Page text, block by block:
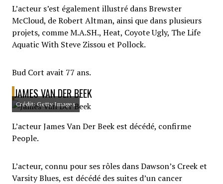
L’acteur s’est également illustré dans Brewster
McCloud, de Robert Altman, ainsi que dans plusieurs
projets, comme M.A.SH., Heat, Coyote Ugly, The Life
Aquatic With Steve Zissou et Pollock.
Bud Cort avait 77 ans.
JAMES VAN DER BEEK
Crédit: Getty Images
L’acteur James Van Der Beek est décédé, confirme
People.
L’acteur, connu pour ses rôles dans Dawson’s Creek et
Varsity Blues, est décédé des suites d’un cancer